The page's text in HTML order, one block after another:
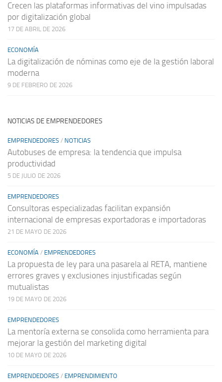
Crecen las plataformas informativas del vino impulsadas
por digitalización global
17 DE ABRIL DE 2026
ECONOMÍA
La digitalización de nóminas como eje de la gestión laboral
moderna
9 DE FEBRERO DE 2026
NOTICIAS DE EMPRENDEDORES
EMPRENDEDORES / NOTICIAS
Autobuses de empresa: la tendencia que impulsa
productividad
5 DE JULIO DE 2026
EMPRENDEDORES
Consultoras especializadas facilitan expansión
internacional de empresas exportadoras e importadoras
21 DE MAYO DE 2026
ECONOMÍA / EMPRENDEDORES
La propuesta de ley para una pasarela al RETA, mantiene
errores graves y exclusiones injustificadas según
mutualistas
19 DE MAYO DE 2026
EMPRENDEDORES
La mentoría externa se consolida como herramienta para
mejorar la gestión del marketing digital
10 DE MAYO DE 2026
EMPRENDEDORES / EMPRENDIMIENTO